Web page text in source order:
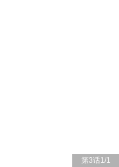
第3话1/1